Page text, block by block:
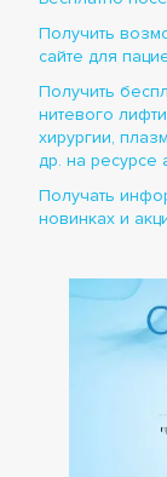
Получить
сайте для
Получить
нитевого
хирургии,
др. на ресурсе
Получать
новинках и